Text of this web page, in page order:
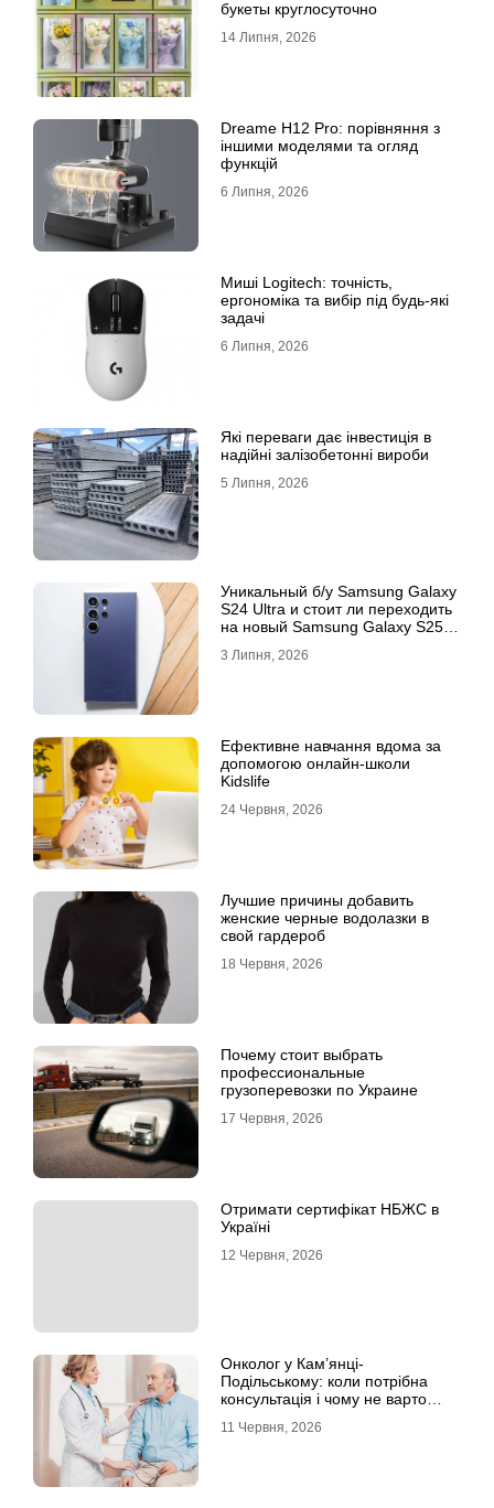
букеты круглосуточно
14 Липня, 2026
Dreame H12 Pro: порівняння з
іншими моделями та огляд
функцій
6 Липня, 2026
Миші Logitech: точність,
ергономіка та вибір під будь-які
задачі
6 Липня, 2026
Які переваги дає інвестиція в
надійні залізобетонні вироби
5 Липня, 2026
Уникальный б/у Samsung Galaxy
S24 Ultra и стоит ли переходить
на новый Samsung Galaxy S25
3 Липня, 2026
Ефективне навчання вдома за
допомогою онлайн-школи
Kidslife
24 Червня, 2026
Лучшие причины добавить
женские черные водолазки в
свой гардероб
18 Червня, 2026
Почему стоит выбрать
профессиональные
грузоперевозки по Украине
17 Червня, 2026
Отримати сертифікат НБЖС в
Україні
12 Червня, 2026
Онколог у Кам’янці-
Подільському: коли потрібна
консультація і чому не варто
11 Червня, 2026